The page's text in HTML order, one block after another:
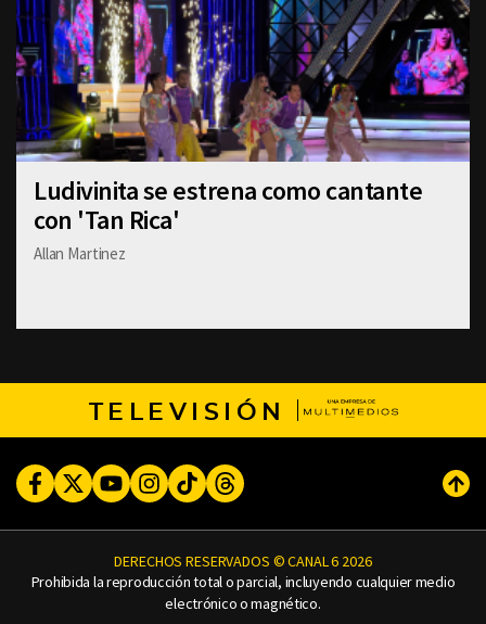
Ludivinita se estrena como cantante
con 'Tan Rica'
Allan Martinez
TELEVISIÓN
FacebookTwitterYoutubeInstagram
TikTokThreads
DERECHOS RESERVADOS © CANAL 6 2026
Prohibida la reproducción total o parcial, incluyendo cualquier medio
electrónico o magnético.